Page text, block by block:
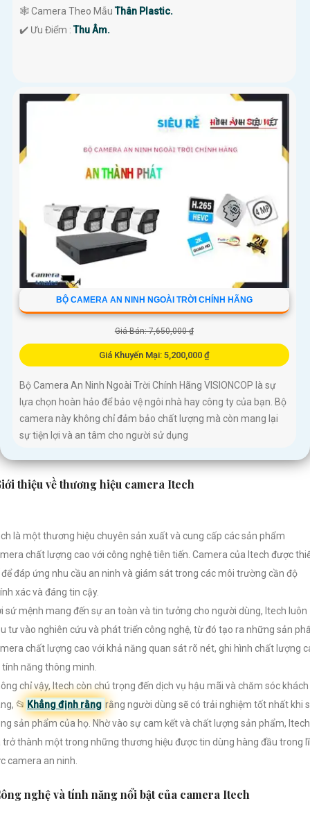
🕸️ Camera Theo MẫuThân Plastic.
️✔️ Ưu Điểm :Thu Âm.
BỘ CAMERA AN NINH NGOÀI TRỜI CHÍNH HÃNG
Giá Bán: 7,650,000 ₫
Giá Khuyến Mại: 5,200,000 ₫
Bộ Camera An Ninh Ngoài Trời Chính Hãng VISIONCOP là sự
lựa chọn hoàn hảo để bảo vệ ngôi nhà hay công ty của bạn. Bộ
camera này không chỉ đảm bảo chất lượng mà còn mang lại
sự tiện lợi và an tâm cho người sử dụng
thiệu về thương hiệu camera Itech
là một thương hiệu chuyên sản xuất và cung cấp các sản phẩm
chất lượng cao với công nghệ tiên tiến. Camera của Itech được
để đáp ứng nhu cầu an ninh và giám sát trong các môi trường cần độ
xác và đáng tin cậy.
sứ mệnh mang đến sự an toàn và tin tưởng cho người dùng, Itech luôn
tư vào nghiên cứu và phát triển công nghệ, từ đó tạo ra những sản
chất lượng cao với khả năng quan sát rõ nét, ghi hình chất lượng
tính năng thông minh.
chỉ vậy, Itech còn chú trọng đến dịch vụ hậu mãi và chăm sóc khách
📂 Khẳng định rằng rằng người dùng sẽ có trải nghiệm tốt nhất khi
sản phẩm của họ. Nhờ vào sự cam kết và chất lượng sản phẩm, Itech
trở thành một trong những thương hiệu được tin dùng hàng đầu trong
camera an ninh.
nghệ và tính năng nổi bật của camera Itech